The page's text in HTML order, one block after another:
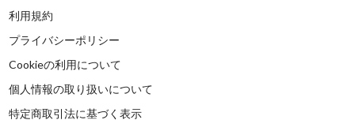
利用規約
プライバシーポリシー
Cookieの利用について
個人情報の取り扱いについて
特定商取引法に基づく表示